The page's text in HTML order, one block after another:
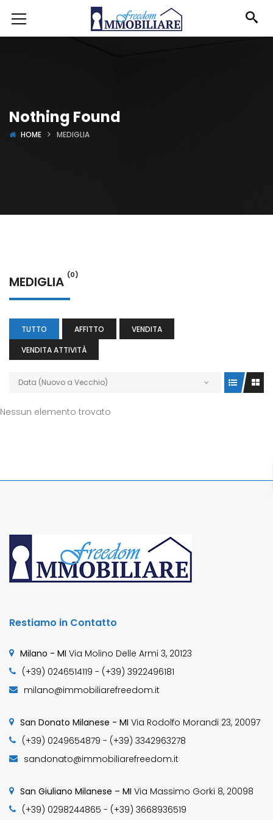
Nothing Found
HOME MEDIGLIA
MEDIGLIA (0)
TUTTO AFFITTO
VENDITA
VENDITA ATTIVITÀ
Data (Nuovo a Vecchio)
Nessun elemento trovato
Restiamo in Contatto
Milano - MI Via Molino Delle Armi 3, 20123
(+39) 0246514119 - (+39) 3922496181
milano@immobiliarefreedom.it
San Donato Milanese - MI Via Rodolfo Morandi 23, 20097
(+39) 0249654879 - (+39) 3342963278
sandonato@immobiliarefreedom.it
San Giuliano Milanese – MI Via Massimo Gorki 8, 20098
(+39) 0298244865 - (+39) 3668936519